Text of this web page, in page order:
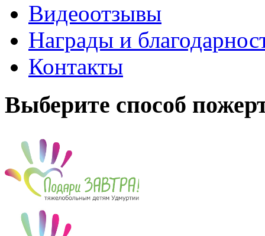
Видеоотзывы
Награды и
Контакты
Выберите способ